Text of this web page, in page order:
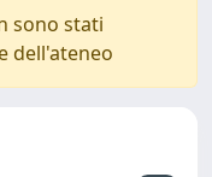
sono stati
dell'ateneo